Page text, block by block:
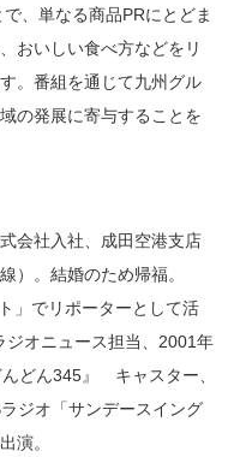
、単なる商品PRにとどま
おいしい食べ方などをリ
。番組を通じて九州グル
の発展に寄与することを
会社入社、成田空港支店
）。結婚のため帰福。
」でリポーターとして活
オニュース担当、2001年
どん345』 キャスター、
ジオ「サンデースイング
演。